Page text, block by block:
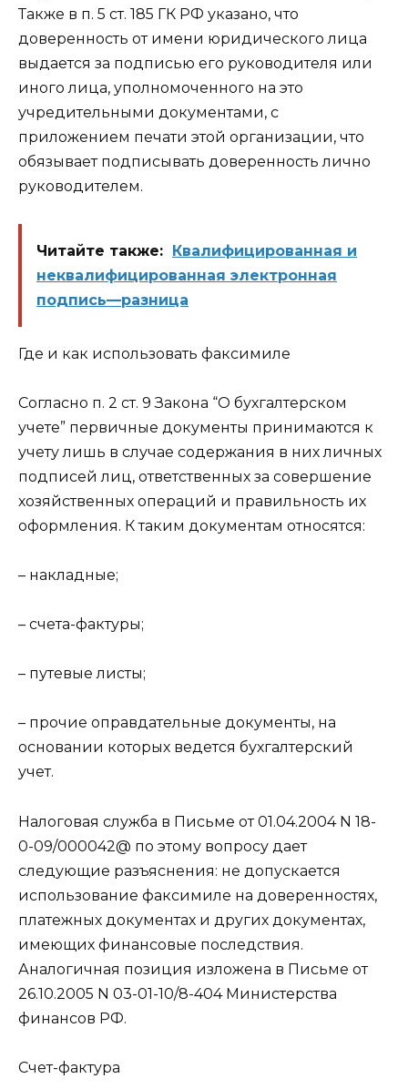
Также в п. 5 ст. 185 ГК РФ указано, что
доверенность от имени юридического лица
выдается за подписью его руководителя или
иного лица, уполномоченного на это
учредительными документами, с
приложением печати этой организации, что
обязывает подписывать доверенность лично
руководителем.
Читайте также: Квалифицированная и
неквалифицированная электронная
подпись—разница
Где и как использовать факсимиле
Согласно п. 2 ст. 9 Закона “О бухгалтерском
учете” первичные документы принимаются к
учету лишь в случае содержания в них личных
подписей лиц, ответственных за совершение
хозяйственных операций и правильность их
оформления. К таким документам относятся:
– накладные;
– счета-фактуры;
– путевые листы;
– прочие оправдательные документы, на
основании которых ведется бухгалтерский
учет.
Налоговая служба в Письме от 01.04.2004 N 18-
0-09/000042@ по этому вопросу дает
следующие разъяснения: не допускается
использование факсимиле на доверенностях,
платежных документах и других документах,
имеющих финансовые последствия.
Аналогичная позиция изложена в Письме от
26.10.2005 N 03-01-10/8-404 Министерства
финансов РФ.
Счет-фактура